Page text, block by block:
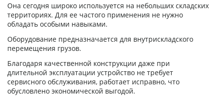
Она сегодня широко используется на небольших складских
территориях. Для ее частого применения не нужно
обладать особыми навыками.
Оборудование предназначается для внутрискладского
перемещения грузов.
Благодаря качественной конструкции даже при
длительной эксплуатации устройство не требует
сервисного обслуживания, работает исправно, что
обусловлено экономической выгодой.